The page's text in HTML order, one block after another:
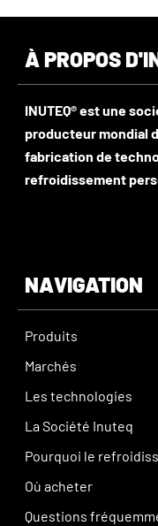
À PROPOS
INUTEQ® est une
producteur mondial
fabrication de
refroidissement
NAVIGATION
Produits
Marchés
Les technologies
La Société Inuteq
Pourquoi le
Où acheter
Questions